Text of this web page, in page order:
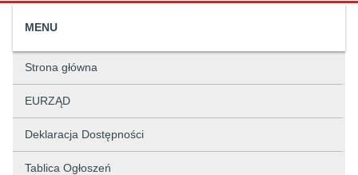
MENU
Strona główna
EURZĄD
Deklaracja Dostępności
Tablica Ogłoszeń